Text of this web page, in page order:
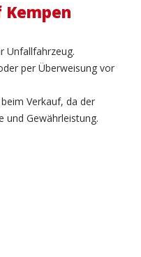
Unfallfahrzeug.
per Überweisung vor
Verkauf, da der
und Gewährleistung.